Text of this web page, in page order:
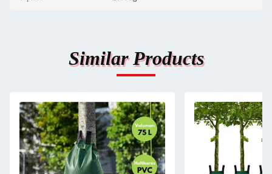
Similar Products